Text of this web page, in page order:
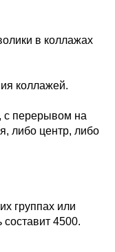
в коллажах
коллажей.
с перерывом на
либо центр, либо
группах или
4500.